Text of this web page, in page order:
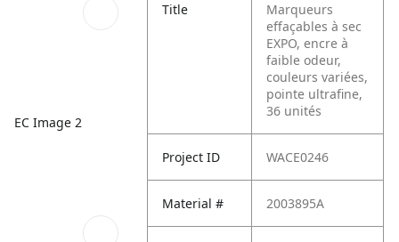
EC Image 2
Title
Marqueurs
effaçables à sec
EXPO, encre à
faible odeur,
couleurs variées,
pointe ultrafine,
36 unités
Project ID WACE0246
Material # 2003895A